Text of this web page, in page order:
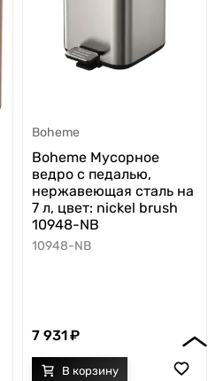
Boheme
Boheme Мусорное
ведро с педалью,
нержавеющая сталь на
7 л, цвет: nickel brush
10948-NB
10948-NB
7 931